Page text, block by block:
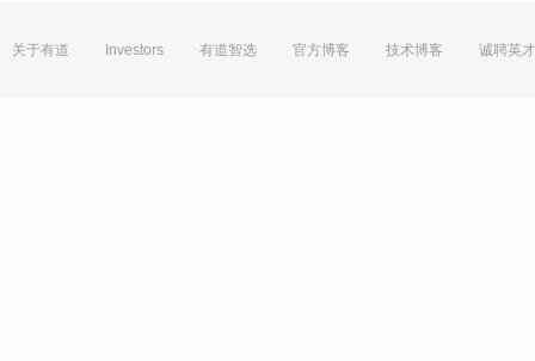
关于有道 Investors 有道智选 官方博客 技术博客 诚聘英才